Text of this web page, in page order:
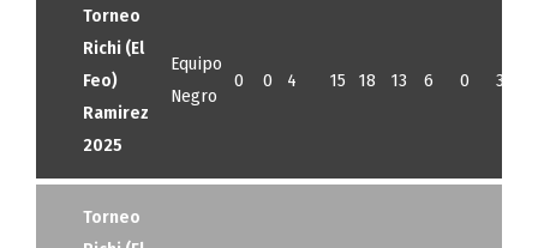
Torneo
Richi (El
Feo)
Ramirez
2025
Equipo
Negro
0 0 4 15 18 13 6 0 3
Torneo